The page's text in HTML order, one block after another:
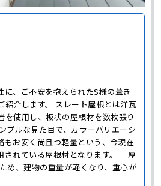
に、ご不安を抱えられたS様の葺き
紹介します。 スレート屋根とは洋瓦
を使用し、板状の屋根材を数枚張り
プルな見た目で、カラーバリエーシ
もお安く尚且つ軽量という、今現在
されている屋根材となります。 厚
め、建物の重量が軽くなり、重心が